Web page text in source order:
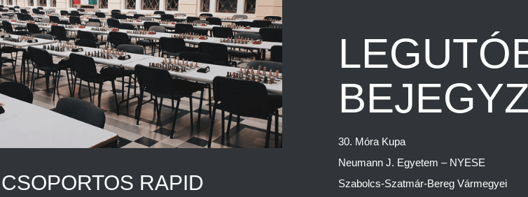
RAPID
30. Móra Kupa
Neumann J. Egyetem – NYESE
Szabolcs-Szatmár-Bereg Vármegyei